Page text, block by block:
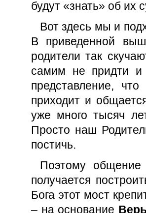
будут «знать» об их
Вот здесь мы и
В приведенной
родители так
самим не придти и
представление,
приходит и
уже много тысяч
Просто наш
постичь.
Поэтому общение
получается
Бога этот мост
– на основание